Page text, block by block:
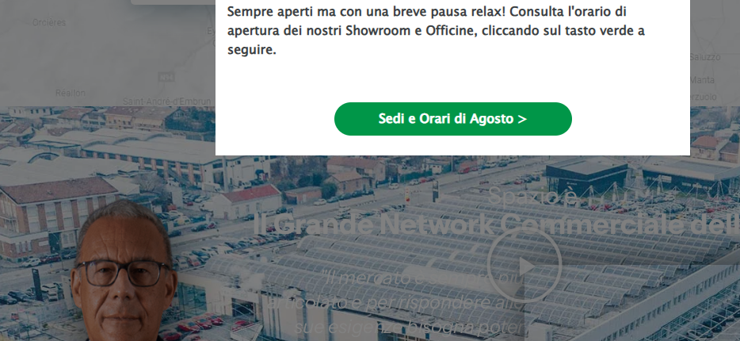
Spazio è
Il Grande Network Commerciale
"Il mercato è sempre più
articolato e per rispondere alle
sue esigenze bisogna poter